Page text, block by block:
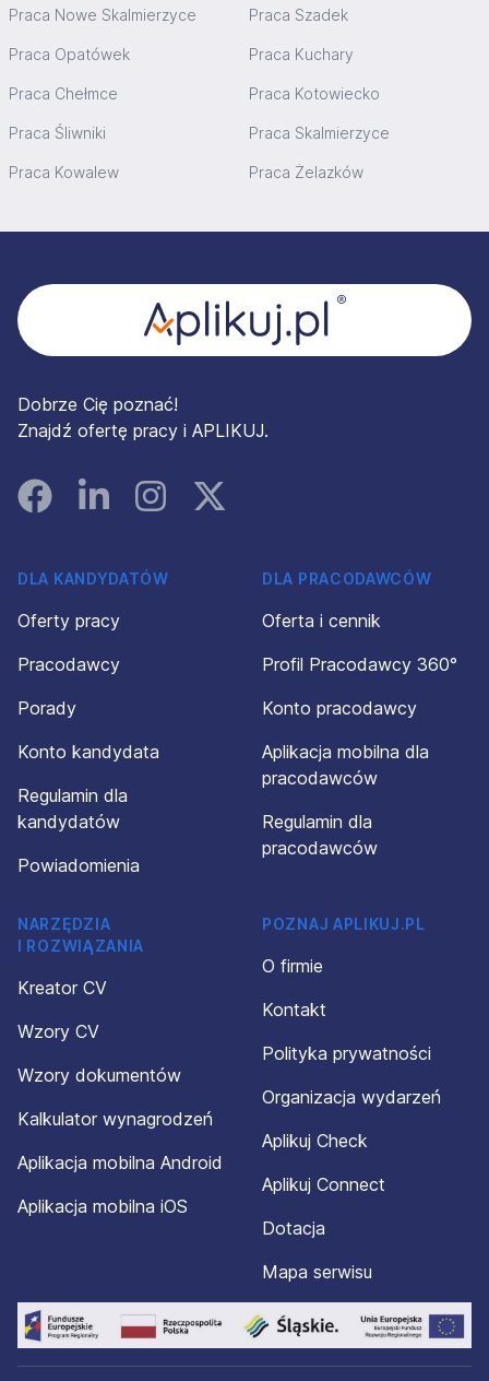
Praca Nowe Skalmierzyce Praca Szadek
Praca Opatówek Praca Kuchary
Praca Chełmce Praca Kotowiecko
Praca Śliwniki Praca Skalmierzyce
Praca Kowalew Praca Żelazków
Dobrze Cię poznać!
Znajdź ofertę pracy i APLIKUJ.
FacebookLinked InInstagramInstagram
DLA KANDYDATÓW
Oferty pracy
Pracodawcy
Porady
Konto kandydata
Regulamin dla
kandydatów
Powiadomienia
DLA PRACODAWCÓW
Oferta i cennik
Profil Pracodawcy 360°
Konto pracodawcy
Aplikacja mobilna dla
pracodawców
Regulamin dla
pracodawców
NARZĘDZIA
I ROZWIĄZANIA
Kreator CV
Wzory CV
Wzory dokumentów
Kalkulator wynagrodzeń
Aplikacja mobilna Android
Aplikacja mobilna iOS
POZNAJ APLIKUJ.PL
O firmie
Kontakt
Polityka prywatności
Organizacja wydarzeń
Aplikuj Check
Aplikuj Connect
Dotacja
Mapa serwisu